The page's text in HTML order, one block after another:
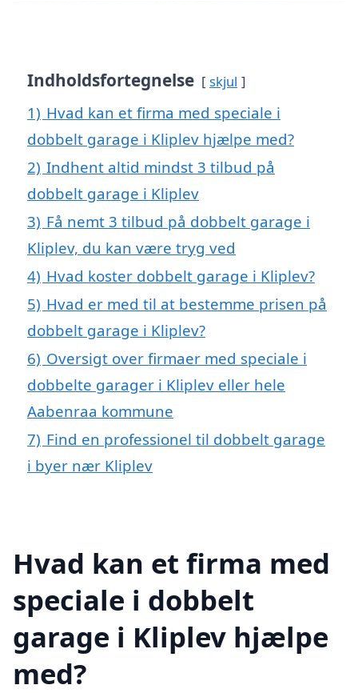
Indholdsfortegnelse skjul
1) Hvad kan et firma med speciale i
dobbelt garage i Kliplev hjælpe med?
2) Indhent altid mindst 3 tilbud på
dobbelt garage i Kliplev
3) Få nemt 3 tilbud på dobbelt garage i
Kliplev, du kan være tryg ved
4) Hvad koster dobbelt garage i Kliplev?
5) Hvad er med til at bestemme prisen på
dobbelt garage i Kliplev?
6) Oversigt over firmaer med speciale i
dobbelte garager i Kliplev eller hele
Aabenraa kommune
7) Find en professionel til dobbelt garage
i byer nær Kliplev
Hvad kan et firma med
speciale i dobbelt
garage i Kliplev hjælpe
med?